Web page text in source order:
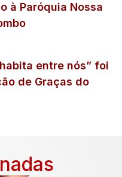
à Paróquia Nossa
entre nós” foi
de Graças do